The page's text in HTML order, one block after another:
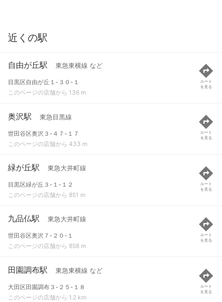
近くの駅
自由が丘駅 東急東横線 など
目黒区自由が丘１-３０-１
このページの店舗から 136 m
ルート
を見る
奥沢駅 東急目黒線
世田谷区奥沢３-４７-１７
このページの店舗から 433 m
ルート
を見る
緑が丘駅 東急大井町線
目黒区緑が丘３-１-１２
このページの店舗から 851 m
ルート
を見る
九品仏駅 東急大井町線
世田谷区奥沢７-２０-１
このページの店舗から 858 m
ルート
を見る
田園調布駅 東急東横線 など
大田区田園調布３-２５-１８
このページの店舗から 1.2 km
ルート
を見る